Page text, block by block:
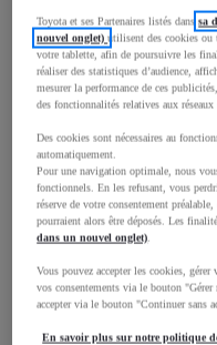
Largeur
1 830
Consommation mixte
Consommation mixte
Émissions CO2
Performances
Vitesse maximale
Toyota et ses Partenaires listés danssa
nouvel onglet)utilisent des cookies ou
votre tablette, afin de poursuivre les
réaliser des statistiques d’audience,
mesurer la performance de ces
des fonctionnalités relatives aux réseaux
Des cookies sont nécessaires au
automatiquement.
Pour une navigation optimale, nous
fonctionnels. En les refusant, vous
réserve de votre consentement
pourraient alors être déposés. Les
dans un nouvel onglet).
Vous pouvez accepter les cookies,
vos consentements via le bouton
accepter via le bouton "Continuer sans
En savoir plus sur notre politique